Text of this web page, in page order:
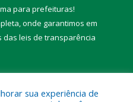
para prefeituras!
onde garantimos em
das leis de transparência
sua experiência de